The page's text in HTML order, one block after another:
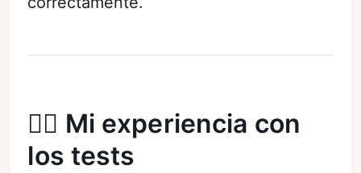
✍🏻 Mi experiencia con
los tests